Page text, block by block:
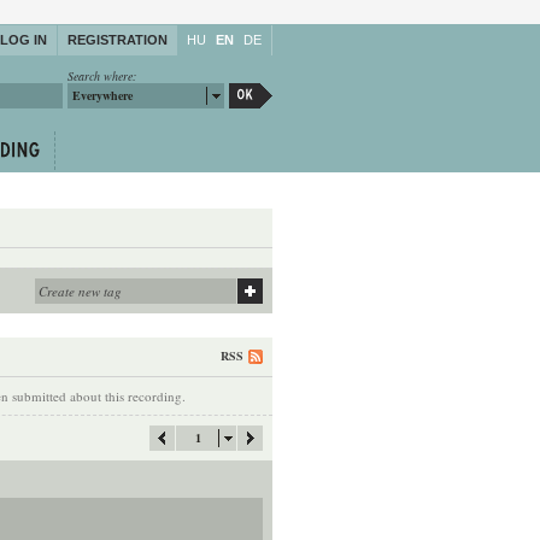
LOG IN REGISTRATION HU EN DE
Search where:
Everywhere
RSS
submitted about this recording.
1